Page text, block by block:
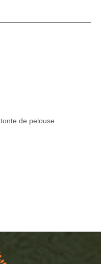
de pelouse